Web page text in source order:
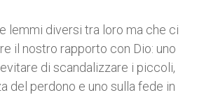
lemmi diversi tra loro ma che ci
il nostro rapporto con Dio: uno
di scandalizzare i piccoli,
del perdono e uno sulla fede in